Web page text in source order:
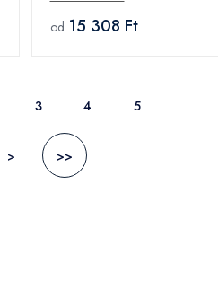
od 15 308 Ft
3 4 5
> >>